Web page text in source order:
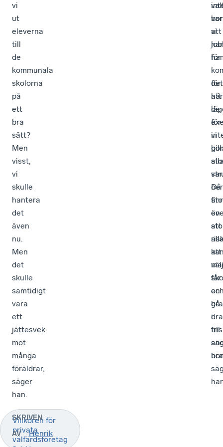
vi
ut
eleverna
till
de
kommunala
skolorna
på
ett
bra
sätt?
Men
visst,
vi
skulle
hantera
det
även
nu.
Men
det
skulle
samtidigt
vara
ett
jättesvek
mot
många
föräldrar,
säger
han.
att
för
för
att
de
Då
en
att
får
en
till
vi
har
i
det
här
för
vi
att
gå
i
Villkoren för
privata
välfärdsföretag
SKRIVEN
AV
Henrik